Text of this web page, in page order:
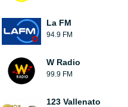
La FM
94.9 FM
W Radio
99.9 FM
123 Vallenato